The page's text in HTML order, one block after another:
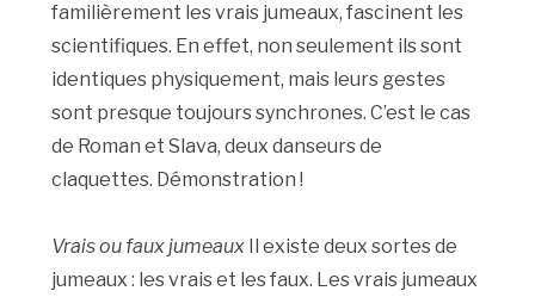
familièrement les vrais jumeaux, fascinent les
scientifiques. En effet, non seulement ils sont
identiques physiquement, mais leurs gestes
sont presque toujours synchrones. C’est le cas
de Roman et Slava, deux danseurs de
claquettes. Démonstration !
Vrais ou faux jumeaux Il existe deux sortes de
jumeaux : les vrais et les faux. Les vrais jumeaux